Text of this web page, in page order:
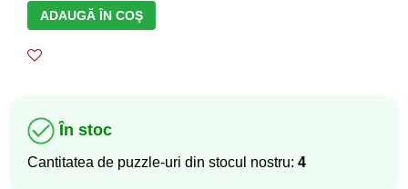
ADAUGĂ ÎN COŞ
În stoc
Cantitatea de puzzle-uri din stocul nostru: 4